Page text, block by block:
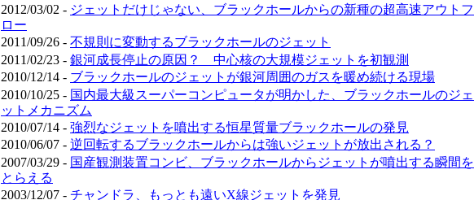
2012/03/02 - ジェットだけじゃない、ブラックホールからの新種の超高速アウトフ
ロー
2011/09/26 - 不規則に変動するブラックホールのジェット
2011/02/23 - 銀河成長停止の原因？ 中心核の大規模ジェットを初観測
2010/12/14 - ブラックホールのジェットが銀河周囲のガスを暖め続ける現場
2010/10/25 - 国内最大級スーパーコンピュータが明かした、ブラックホールのジェ
ットメカニズム
2010/07/14 - 強烈なジェットを噴出する恒星質量ブラックホールの発見
2010/06/07 - 逆回転するブラックホールからは強いジェットが放出される？
2007/03/29 - 国産観測装置コンビ、ブラックホールからジェットが噴出する瞬間を
とらえる
2003/12/07 - チャンドラ、もっとも遠いX線ジェットを発見